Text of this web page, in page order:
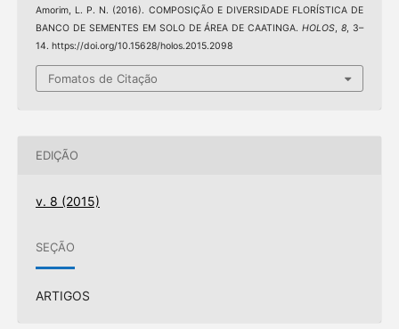
Amorim, L. P. N. (2016). COMPOSIÇÃO E DIVERSIDADE FLORÍSTICA DE
BANCO DE SEMENTES EM SOLO DE ÁREA DE CAATINGA.HOLOS,8, 3–
14. https://doi.org/10.15628/holos.2015.2098
Fomatos de Citação
EDIÇÃO
v. 8 (2015)
SEÇÃO
ARTIGOS